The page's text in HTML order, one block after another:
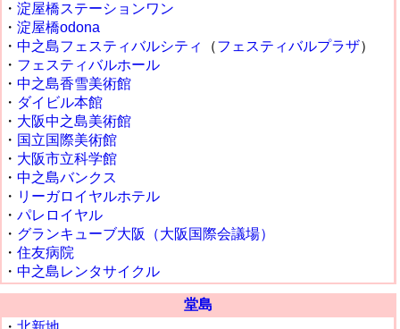
・ 淀屋橋ステーションワン
・ 淀屋橋odona
・ 中之島フェスティバルシティ （フェスティバルプラザ）
・ フェスティバルホール
・ 中之島香雪美術館
・ ダイビル本館
・ 大阪中之島美術館
・ 国立国際美術館
・ 大阪市立科学館
・ 中之島バンクス
・ リーガロイヤルホテル
・ パレロイヤル
・ グランキューブ大阪（大阪国際会議場）
・ 住友病院
・ 中之島レンタサイクル
堂島